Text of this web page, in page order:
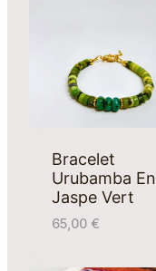
Bracelet
Urubamba En
Jaspe Vert
65,00 €